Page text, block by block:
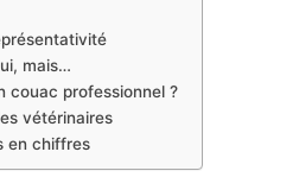
mais…
couac professionnel ?
vétérinaires
en chiffres